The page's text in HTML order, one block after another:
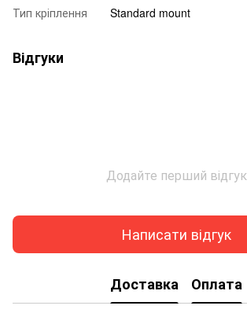
Тип кріплення
Standard mount
Відгуки
Додайте перший відгук
Написати відгук
Доставка Оплата